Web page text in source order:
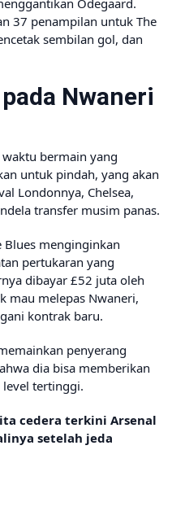
Odegaard.
37 penampilan untuk The
sembilan gol, dan
Nwaneri
bermain yang
untuk pindah, yang akan
Londonnya, Chelsea,
transfer musim panas.
Blues menginginkan
pertukaran yang
dibayar £52 juta oleh
mau melepas Nwaneri,
kontrak baru.
penyerang
dia bisa memberikan
tertinggi.
cedera terkini Arsenal
setelah jeda